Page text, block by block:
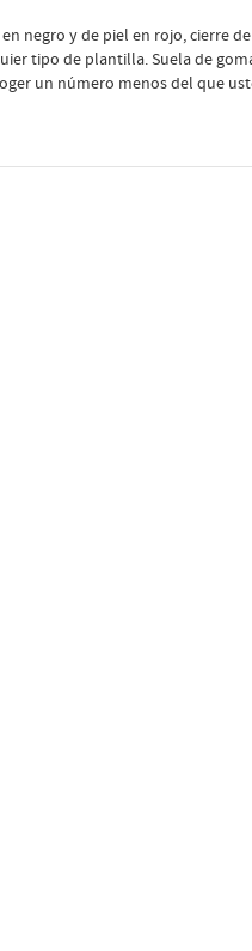
negro y de piel en rojo, cierre
tipo de plantilla. Suela de
un número menos del que